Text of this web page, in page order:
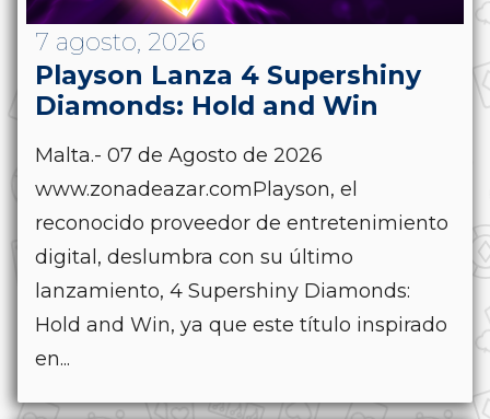
7 agosto, 2026
Playson Lanza 4 Supershiny
Diamonds: Hold and Win
Malta.- 07 de Agosto de 2026
www.zonadeazar.comPlayson, el
reconocido proveedor de entretenimiento
digital, deslumbra con su último
lanzamiento, 4 Supershiny Diamonds:
Hold and Win, ya que este título inspirado
en...